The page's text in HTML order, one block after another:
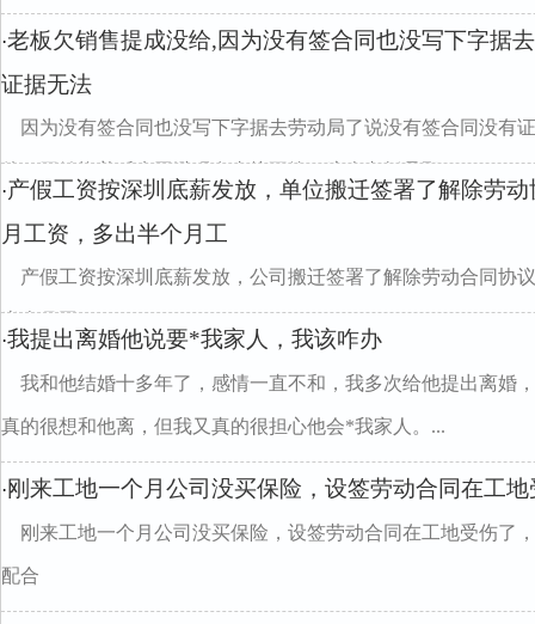
·老板欠销售提成没给,因为没有签合同也没写下字据
证据无法
因为没有签合同也没写下字据去劳动局了说没有签合同没有
他一开始拖着后来回避现在直接不给了这个老板是那...
·产假工资按深圳底薪发放，单位搬迁签署了解除劳
月工资，多出半个月工
产假工资按深圳底薪发放，公司搬迁签署了解除劳动合同协
半个月工
·我提出离婚他说要*我家人，我该咋办
我和他结婚十多年了，感情一直不和，我多次给他提出离婚
真的很想和他离，但我又真的很担心他会*我家人。...
· 刚来工地一个月公司没买保险，设签劳动合同在工
刚来工地一个月公司没买保险，设签劳动合同在工地受伤了
配合